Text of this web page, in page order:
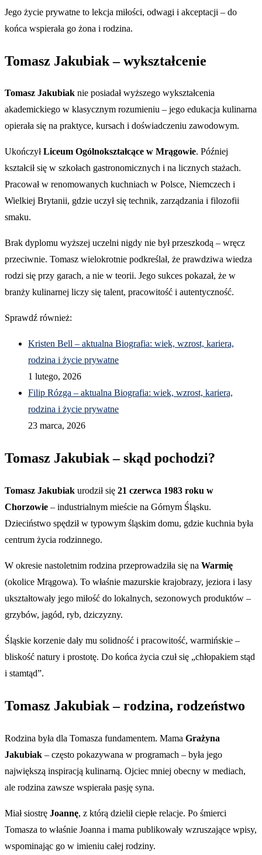
Jego życie prywatne to lekcja miłości, odwagi i akceptacji – do
końca wspierała go żona i rodzina.
Tomasz Jakubiak – wykształcenie
Tomasz Jakubiak nie posiadał wyższego wykształcenia
akademickiego w klasycznym rozumieniu – jego edukacja kulinarna
opierała się na praktyce, kursach i doświadczeniu zawodowym.
UkończyłLiceum Ogólnokształcące w Mrągowie. Później
kształcił się w szkołach gastronomicznych i na licznych stażach.
Pracował w renomowanych kuchniach w Polsce, Niemczech i
Wielkiej Brytanii, gdzie uczył się technik, zarządzania i filozofii
smaku.
Brak dyplomu wyższej uczelni nigdy nie był przeszkodą – wręcz
przeciwnie. Tomasz wielokrotnie podkreślał, że prawdziwa wiedza
rodzi się przy garach, a nie w teorii. Jego sukces pokazał, że w
branży kulinarnej liczy się talent, pracowitość i autentyczność.
Sprawdź również:
Kristen Bell – aktualna Biografia: wiek, wzrost, kariera,
rodzina i życie prywatne
1 lutego, 2026
Filip Rózga – aktualna Biografia: wiek, wzrost, kariera,
rodzina i życie prywatne
23 marca, 2026
Tomasz Jakubiak – skąd pochodzi?
Tomasz Jakubiak urodził się 21 czerwca 1983 roku w
Chorzowie – industrialnym mieście na Górnym Śląsku.
Dzieciństwo spędził w typowym śląskim domu, gdzie kuchnia była
centrum życia rodzinnego.
W okresie nastoletnim rodzina przeprowadziła się na Warmię
(okolice Mrągowa). To właśnie mazurskie krajobrazy, jeziora i lasy
ukształtowały jego miłość do lokalnych, sezonowych produktów –
grzybów, jagód, ryb, dziczyzny.
Śląskie korzenie dały mu solidność i pracowitość, warmińskie –
bliskość natury i prostotę. Do końca życia czuł się „chłopakiem stąd
i stamtąd”.
Tomasz Jakubiak – rodzina, rodzeństwo
Rodzina była dla Tomasza fundamentem. Mama Grażyna
Jakubiak – często pokazywana w programach – była jego
największą inspiracją kulinarną. Ojciec mniej obecny w mediach,
ale rodzina zawsze wspierała pasję syna.
Miał siostrę Joannę, z którą dzielił ciepłe relacje. Po śmierci
Tomasza to właśnie Joanna i mama publikowały wzruszające wpisy,
wspominając go w imieniu całej rodziny.